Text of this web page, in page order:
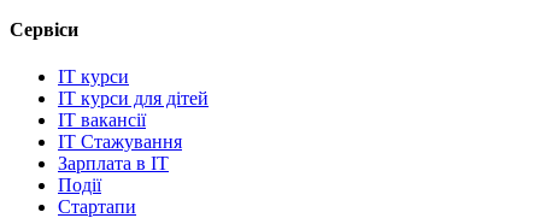
Сервіси
IT курси
IT курси для дітей
IT вакансії
IT Стажування
Зарплата в IT
Події
Стартапи